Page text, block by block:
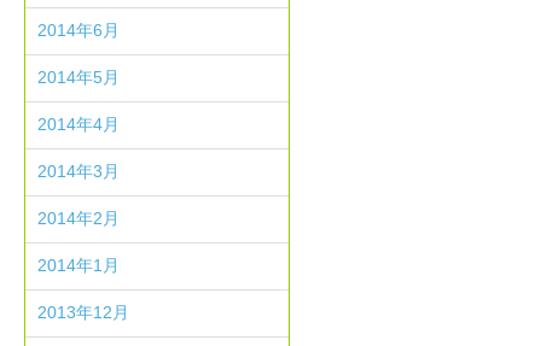
2014年6月
2014年5月
2014年4月
2014年3月
2014年2月
2014年1月
2013年12月